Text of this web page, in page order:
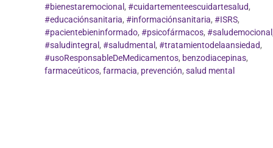
#bienestaremocional , #cuidartementeescuidartesalud,
#educaciónsanitaria, #informaciónsanitaria, #ISRS,
#pacientebieninformado, #psicofármacos, #saludemocional
#saludintegral , #saludmental , #tratamientodelaansiedad,
#usoResponsableDeMedicamentos, benzodiacepinas,
farmaceúticos, farmacia, prevención, salud mental